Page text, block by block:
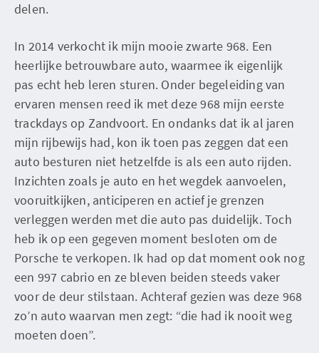
delen.
In 2014 verkocht ik mijn mooie zwarte 968. Een
heerlijke betrouwbare auto, waarmee ik eigenlijk
pas echt heb leren sturen. Onder begeleiding van
ervaren mensen reed ik met deze 968 mijn eerste
trackdays op Zandvoort. En ondanks dat ik al jaren
mijn rijbewijs had, kon ik toen pas zeggen dat een
auto besturen niet hetzelfde is als een auto rijden.
Inzichten zoals je auto en het wegdek aanvoelen,
vooruitkijken, anticiperen en actief je grenzen
verleggen werden met die auto pas duidelijk. Toch
heb ik op een gegeven moment besloten om de
Porsche te verkopen. Ik had op dat moment ook nog
een 997 cabrio en ze bleven beiden steeds vaker
voor de deur stilstaan. Achteraf gezien was deze 968
zo’n auto waarvan men zegt: “die had ik nooit weg
moeten doen”.